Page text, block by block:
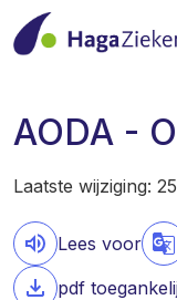
AODA -
Laatste wijziging:
Lees voor
pdf